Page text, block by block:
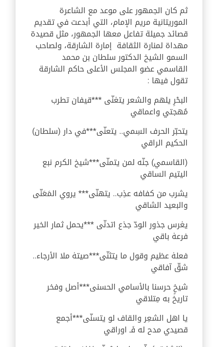
ثم كان الجمهور على موعد مع الشاعرة
الموريتانية مريم الإمام، التي أبدعت في تقديم
قصائد جميلة تفاعل معها الجمهور، مثل قصيدة
مهداة لمنارة الثقافة إمارة الشارقة، ولصاحب
السمو الشيخ الدكتور سلطان بن محمد
القاسمي عضو المجلس الأعلى حاكم الشارقة
تقول فيها :
البحْرِ يلهم والشعر يتغنّی ***قيفان تطرب
مُهجتي واعماقي
يتحبّر الحرف السِمي.. يتعنّی***في دار (سلطان)
الحكيم الراقي
(القاسمي) جنّه لمن يتمنّی***شيخ الكرم نبع
اليتيم الساقي
يشرب من كفافه عذِب.. يتهنّی*** يروي المَعَنّی
والبعيد الشاقي
يغرس جذور الودّ جذع اتدنّى ***يحمل ثمار الخير
فرعهٰ باقي
فعلهٰ عظيم وقول ما يتثنّی***صيتهٰ ملا الأرجاء..
شقّ آفاقي
شيخٍ حرسنا بالأسامي الحسنى***أصل وفخر
تاريخ به مِتلاقي
يا اهل الشعِر والقاف لو يتسنّی***أجمع
قصيدي مدح له فَـ اوراقي